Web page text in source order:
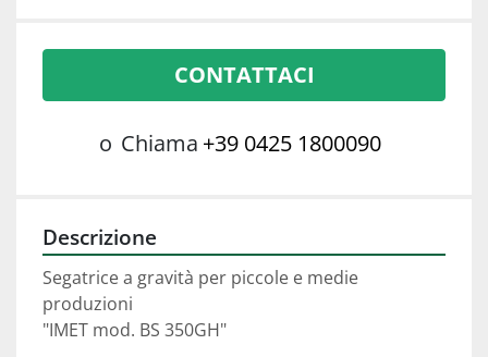
CONTATTACI
o Chiama +39 0425 1800090
Descrizione
Segatrice a gravità per piccole e medie
produzioni
"IMET mod. BS 350GH"